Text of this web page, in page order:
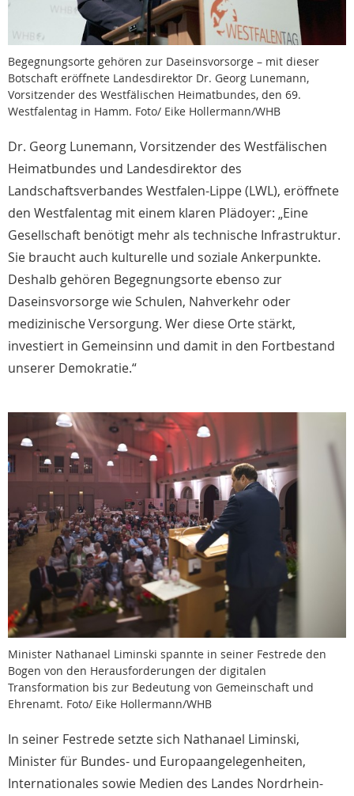
Begegnungsorte gehören zur Daseinsvorsorge – mit dieser
Botschaft eröffnete Landesdirektor Dr. Georg Lunemann,
Vorsitzender des Westfälischen Heimatbundes, den 69.
Westfalentag in Hamm. Foto/ Eike Hollermann/WHB
Dr. Georg Lunemann, Vorsitzender des Westfälischen
Heimatbundes und Landesdirektor des
Landschaftsverbandes Westfalen-Lippe (LWL), eröffnete
den Westfalentag mit einem klaren Plädoyer: „Eine
Gesellschaft benötigt mehr als technische Infrastruktur.
Sie braucht auch kulturelle und soziale Ankerpunkte.
Deshalb gehören Begegnungsorte ebenso zur
Daseinsvorsorge wie Schulen, Nahverkehr oder
medizinische Versorgung. Wer diese Orte stärkt,
investiert in Gemeinsinn und damit in den Fortbestand
unserer Demokratie.“
Minister Nathanael Liminski spannte in seiner Festrede den
Bogen von den Herausforderungen der digitalen
Transformation bis zur Bedeutung von Gemeinschaft und
Ehrenamt. Foto/ Eike Hollermann/WHB
In seiner Festrede setzte sich Nathanael Liminski,
Minister für Bundes- und Europaangelegenheiten,
Internationales sowie Medien des Landes Nordrhein-